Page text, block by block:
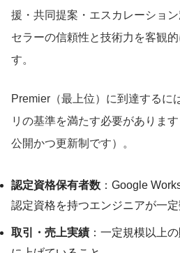
援・共同提案・エスカレーショ
セラーの信頼性と技術力を客観
す。
Premier（最上位）に到達するに
リの基準を満たす必要がありま
公開かつ更新制です）。
認定資格保有者数 ：Google
認定資格を持つエンジニアが一
取引・売上実績 ：一定規模以上